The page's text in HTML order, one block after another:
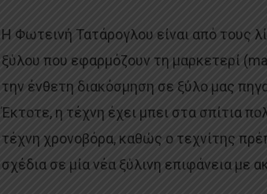
Η Φωτεινή Τατάρογλου είναι από τους
ξύλου που εφαρμόζουν τη μαρκετερί
την ένθετη διακόσμηση σε ξύλο μας
Έκτοτε, η τέχνη έχει μπει στα σπίτια
τέχνη χρονοβόρα, καθώς ο τεχνίτης
σχέδια σε μία νέα ξύλινη επιφάνεια με